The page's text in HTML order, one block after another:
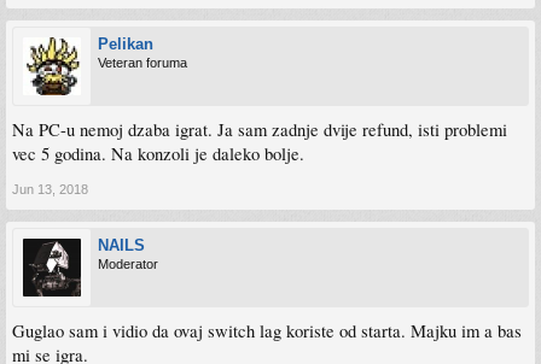
Pelikan
Veteran foruma
Na PC-u nemoj dzaba igrat. Ja sam zadnje dvije refund, isti problemi
vec 5 godina. Na konzoli je daleko bolje.
Jun 13, 2018
NAILS
Moderator
Guglao sam i vidio da ovaj switch lag koriste od starta. Majku im a bas
mi se igra.